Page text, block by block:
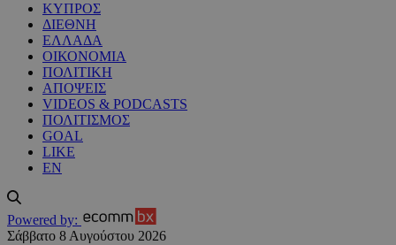
ΚΥΠΡΟΣ
ΔΙΕΘΝΗ
ΕΛΛΑΔΑ
ΟΙΚΟΝΟΜΙΑ
ΠΟΛΙΤΙΚΗ
ΑΠΟΨΕΙΣ
VIDEOS & PODCASTS
ΠΟΛΙΤΙΣΜΟΣ
GOAL
LIKE
EN
Powered by:
Σάββατο 8 Αυγούστου 2026